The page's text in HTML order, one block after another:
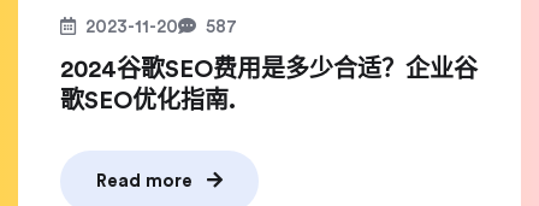
2023-11-20 587
2024谷歌SEO费用是多少合适？企业谷
歌SEO优化指南.
Read more